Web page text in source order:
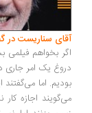
سناریست در گفت‌وگو
بخواهم فیلمی بسازم
یک امر جاری در این
اما می‌گفتند این
اجازه کار